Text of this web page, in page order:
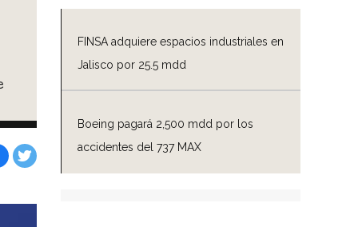
FINSA adquiere espacios industriales en
Jalisco por 25.5 mdd
Boeing pagará 2,500 mdd por los
accidentes del 737 MAX